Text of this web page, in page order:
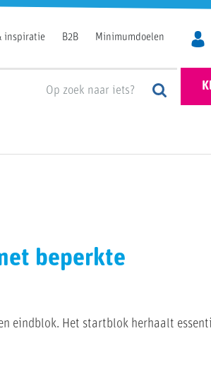
inspiratie B2B Minimumdoelen
beperkte
eindblok. Het startblok herhaalt